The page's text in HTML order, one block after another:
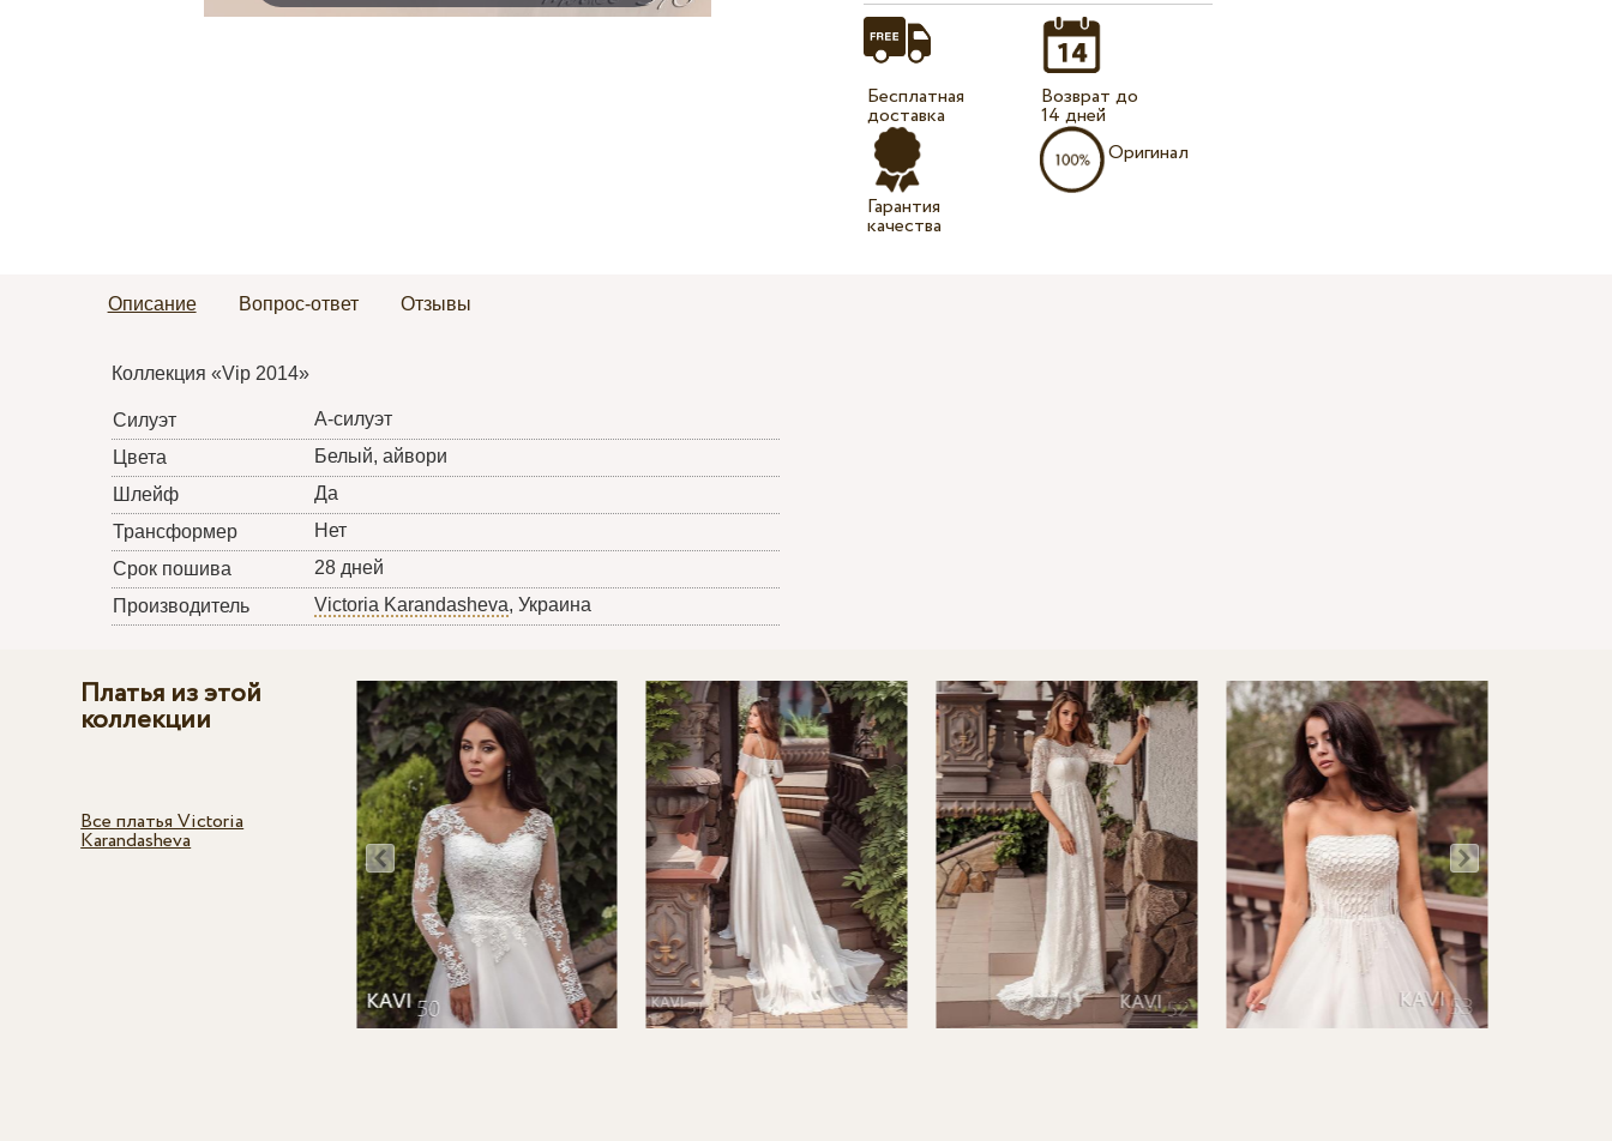
Бесплатная
доставка
Гарантия
качества
Возврат до
14 дней
Оригинал
Описание Вопрос-ответ Отзывы
Коллекция «Vip 2014»
Силуэт
А-силуэт
Цвета
Белый, айвори
Шлейф
Да
Трансформер
Нет
Срок пошива
28 дней
Производитель
Victoria Karandasheva, Украина
Платья из этой
коллекции
Все платья Victoria
Karandasheva